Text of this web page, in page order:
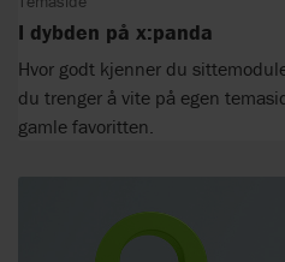
I dybden på x:panda
Hvor godt kjenner du
du trenger å vite på egen
gamle favoritten.